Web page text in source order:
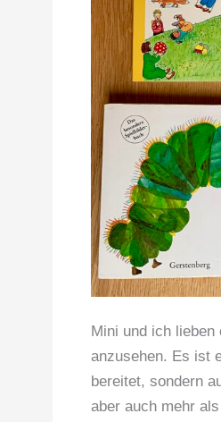
Mini und ich
anzusehen. Es ist
bereitet, sondern
aber auch mehr